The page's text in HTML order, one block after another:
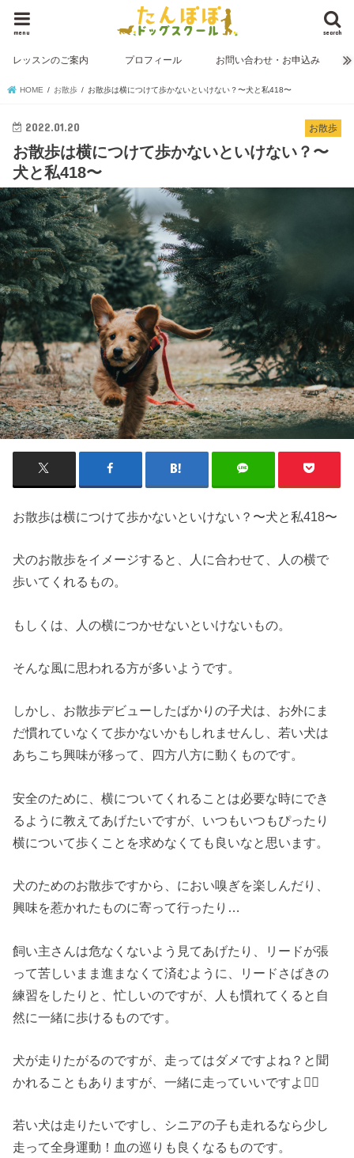
search
menu
レッスンのご案内 プロフィール お問い合わせ・お申込み
HOME お散歩 お散歩は横につけて歩かないといけない？〜犬と私418〜
お散歩
2022.01.20
お散歩は横につけて歩かないといけない？〜
犬と私418〜
お散歩は横につけて歩かないといけない？〜犬と私418〜
犬のお散歩をイメージすると、人に合わせて、人の横で
歩いてくれるもの。
もしくは、人の横につかせないといけないもの。
そんな風に思われる方が多いようです。
しかし、お散歩デビューしたばかりの子犬は、お外にま
だ慣れていなくて歩かないかもしれませんし、若い犬は
あちこち興味が移って、四方八方に動くものです。
安全のために、横についてくれることは必要な時にでき
るように教えてあげたいですが、いつもいつもぴったり
横について歩くことを求めなくても良いなと思います。
犬のためのお散歩ですから、におい嗅ぎを楽しんだり、
興味を惹かれたものに寄って行ったり…
飼い主さんは危なくないよう見てあげたり、リードが張
って苦しいまま進まなくて済むように、リードさばきの
練習をしたりと、忙しいのですが、人も慣れてくると自
然に一緒に歩けるものです。
犬が走りたがるのですが、走ってはダメですよね？と聞
かれることもありますが、一緒に走っていいですよ🙆‍♀️
若い犬は走りたいですし、シニアの子も走れるなら少し
走って全身運動！血の巡りも良くなるものです。